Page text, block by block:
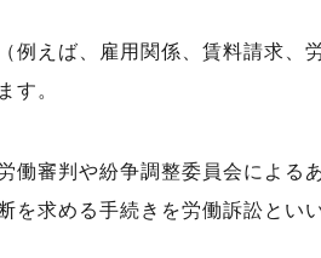
例えば、雇用関係、賃料請求、
す。
働審判や紛争調整委員会による
を求める手続きを労働訴訟といい